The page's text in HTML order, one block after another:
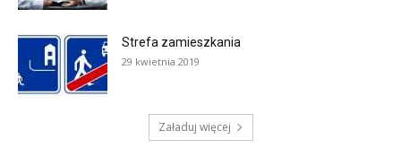
Strefa zamieszkania
29 kwietnia 2019
Załaduj więcej